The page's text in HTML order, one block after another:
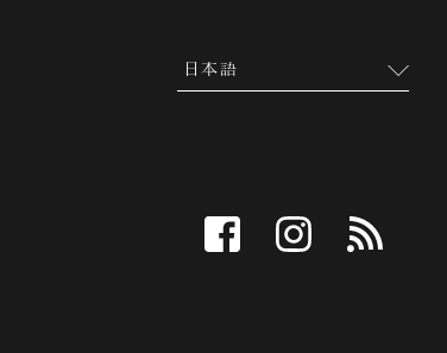
facebook instagram